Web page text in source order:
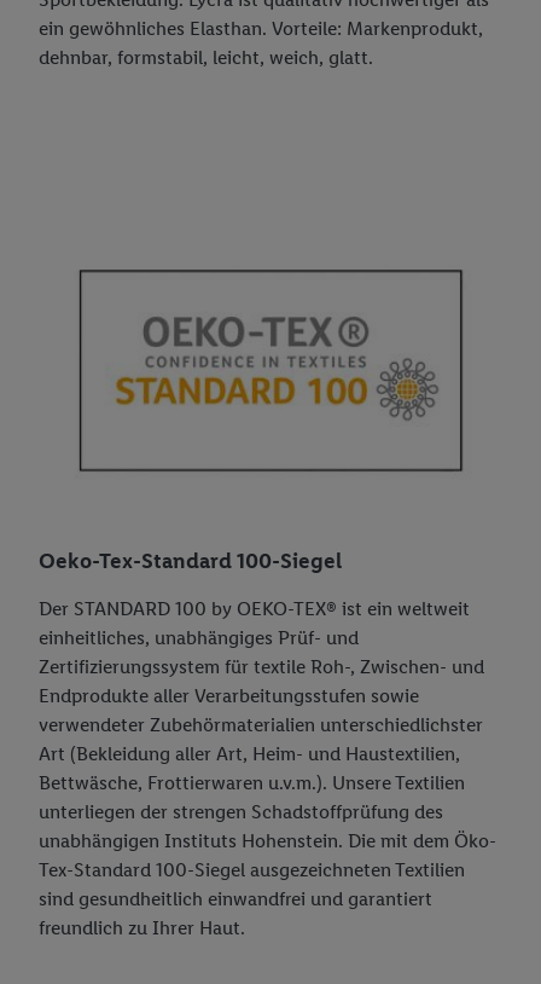
ein gewöhnliches Elasthan. Vorteile: Markenprodukt,
dehnbar, formstabil, leicht, weich, glatt.
Oeko-Tex-Standard 100-Siegel
Der STANDARD 100 by OEKO-TEX® ist ein weltweit
einheitliches, unabhängiges Prüf- und
Zertifizierungssystem für textile Roh-, Zwischen- und
Endprodukte aller Verarbeitungsstufen sowie
verwendeter Zubehörmaterialien unterschiedlichster
Art (Bekleidung aller Art, Heim- und Haustextilien,
Bettwäsche, Frottierwaren u.v.m.). Unsere Textilien
unterliegen der strengen Schadstoffprüfung des
unabhängigen Instituts Hohenstein. Die mit dem Öko-
Tex-Standard 100-Siegel ausgezeichneten Textilien
sind gesundheitlich einwandfrei und garantiert
freundlich zu Ihrer Haut.